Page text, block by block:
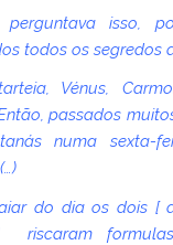
perguntava isso,
todos os segredos
Vénus,
passados
numa sexta-
(…)
do dia os dois [
riscaram